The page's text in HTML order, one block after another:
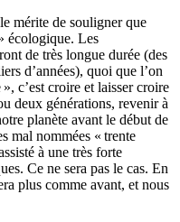
mérite de souligner que
écologique. Les
de très longue durée (des
d’années), quoi que l’on
c’est croire et laisser croire
deux générations, revenir à
planète avant le début de
mal nommées « trente
à une très forte
Ce ne sera pas le cas. En
plus comme avant, et nous